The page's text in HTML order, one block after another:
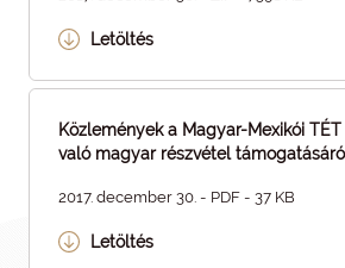
Letöltés
Közlemények a Magyar-Mexikói
való magyar részvétel
2017. december 30. - PDF - 37 KB
Letöltés